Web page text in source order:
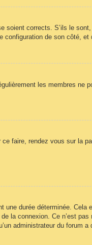
soient corrects. S’ils le
de son côté, et
les membres ne
faire, rendez vous sur la
durée déterminée. Cela
de la connexion. Ce n’est
administrateur du forum